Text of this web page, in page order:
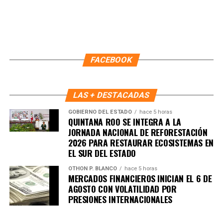
FACEBOOK
LAS + DESTACADAS
GOBIERNO DEL ESTADO hace 5 horas
QUINTANA ROO SE INTEGRA A LA
JORNADA NACIONAL DE REFORESTACIÓN
2026 PARA RESTAURAR ECOSISTEMAS EN
EL SUR DEL ESTADO
OTHON P. BLANCO hace 5 horas
MERCADOS FINANCIEROS INICIAN EL 6 DE
AGOSTO CON VOLATILIDAD POR
PRESIONES INTERNACIONALES